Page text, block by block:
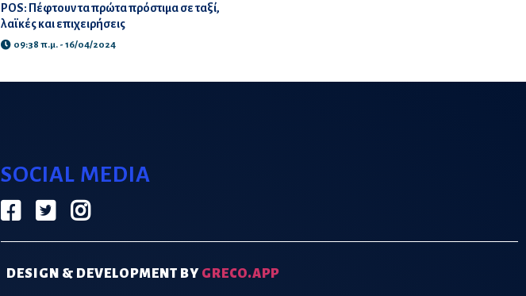
POS: Πέφτουν τα πρώτα πρόστιμα σε ταξί,
λαϊκές και επιχειρήσεις
09:38 π.μ. - 16/04/2024
SOCIAL MEDIA
DESIGN & DEVELOPMENT BY GRECO.APP